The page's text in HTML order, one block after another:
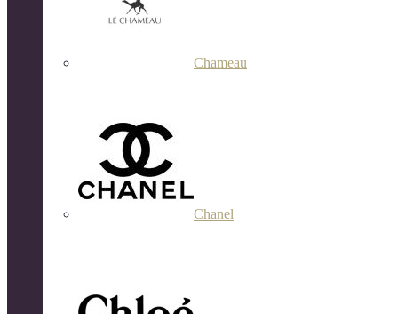
Chameau
Chanel